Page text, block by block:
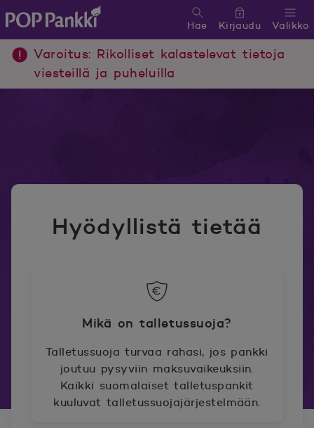
POP Pankki, etusivulle
Valikko
Hae Kirjaudu
Varoitus: Rikolliset kalastelevat tietoja
viesteillä ja puheluilla
Hyödyllistä tietää
Mikä on talletussuoja?
Talletussuoja turvaa rahasi, jos pankki
joutuu pysyviin maksuvaikeuksiin.
Kaikki suomalaiset talletuspankit
kuuluvat talletussuojajärjestelmään.